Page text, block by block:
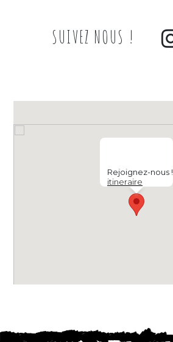
SUIVEZ NOUS !
Rejoignez-nous !
itineraire